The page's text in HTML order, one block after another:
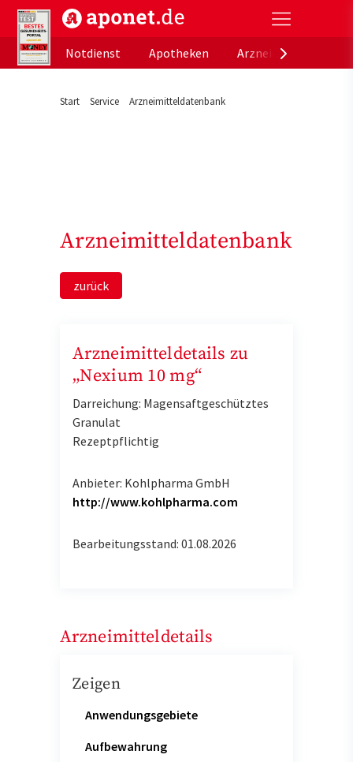
aponet.de - Das offizielle Gesundheitsportal der
Notdienst
Apotheken
Start Service Arzneimitteldatenbank
Arzneimitteldatenbank
zurück
Arzneimitteldetails zu
„Nexium 10 mg“
Darreichung: Magensaftgeschütztes
Granulat
Rezeptpflichtig
Anbieter: Kohlpharma GmbH
http://www.kohlpharma.com
Bearbeitungsstand: 01.08.2026
Arzneimitteldetails
Zeigen
Anwendungsgebiete
Aufbewahrung